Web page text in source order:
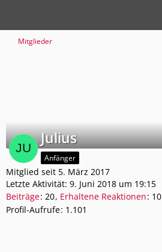
Mitglieder
Julius
Anfänger
Mitglied seit 5. März 2017
Letzte Aktivität: 9. Juni 2018 um 19:15
Beiträge 20 Erhaltene Reaktionen 10
Profil-Aufrufe 1.101